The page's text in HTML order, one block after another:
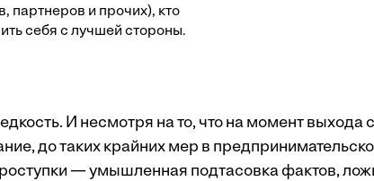
партнеров и прочих), кто
себя с лучшей стороны.
И несмотря на то, что на момент выхода
до таких крайних мер в
— умышленная подтасовка фактов,